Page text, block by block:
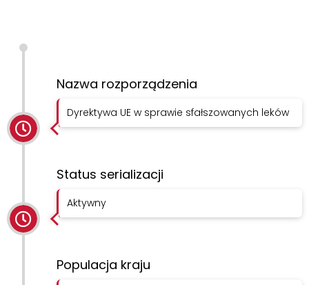
Nazwa rozporządzenia
Dyrektywa UE w sprawie sfałszowanych leków
Status serializacji
Aktywny
Populacja kraju